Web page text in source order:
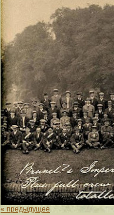
« предыдущее